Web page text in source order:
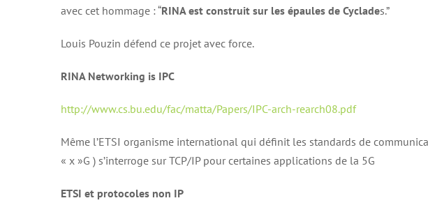
avec cet hommage : “RINA est construit sur les épaules de Cyclades.”
Louis Pouzin défend ce projet avec force.
RINA Networking is IPC
http://www.cs.bu.edu/fac/matta/Papers/IPC-arch-rearch08.pdf
Même l’ETSI organisme international qui définit les standards de
« x »G ) s’interroge sur TCP/IP pour certaines applications de la 5G
ETSI et protocoles non IP